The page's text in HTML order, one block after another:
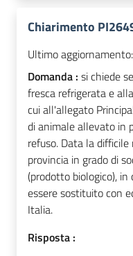
Chiarimento
Ultimo aggiornamento:
Domanda : si chiede
fresca refrigerata e
cui all'allegato
di animale allevato in
refuso. Data la
provincia in grado di
(prodotto biologico),
essere sostituito con
Italia.
Risposta :